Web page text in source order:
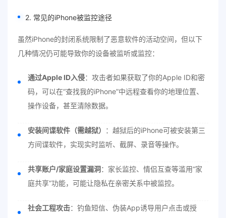
2. 常见的iPhone被监控途径
虽然iPhone的封闭系统限制了恶意软件的活动空间，但以下
几种情况仍可能导致你的设备被监听或监控：
通过Apple ID入侵：攻击者如果获取了你的Apple ID和密
码，可以在“查找我的iPhone”中远程查看你的地理位置、
操作设备，甚至清除数据。
安装间谍软件（需越狱）
：越狱后的iPhone可被安装第三
方间谍软件，实现实时监听、截屏、录音等操作。
共享账户/家庭设置漏洞：家长监控、情侣互查等滥用“家
庭共享”功能，可能让隐私在亲密关系中被监控。
社会工程攻击：钓鱼短信、伪装App诱导用户点击或授